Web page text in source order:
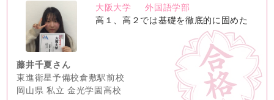
no
image
大阪大学
外国語学部
高１、高２では基礎を徹底的に固めた
藤井千夏さん
東進衛星予備校倉敷駅前校
岡山県 私立 金光学園高校